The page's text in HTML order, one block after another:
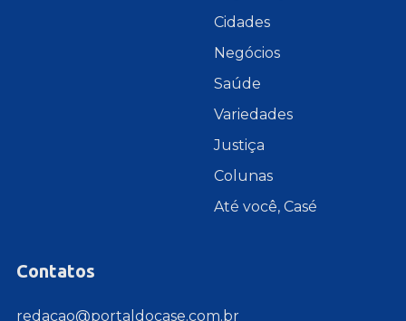
Cidades
Negócios
Saúde
Variedades
Justiça
Colunas
Até você, Casé
Contatos
redacao@portaldocase.com.br